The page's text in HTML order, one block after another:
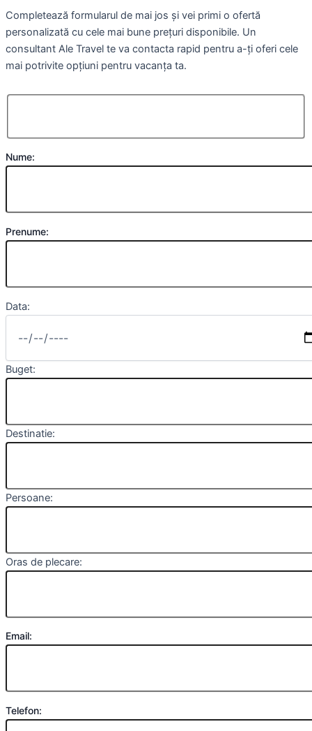
Completează formularul de mai jos și vei primi o ofertă
personalizată cu cele mai bune prețuri disponibile. Un
consultant Ale Travel te va contacta rapid pentru a-ți oferi cele
mai potrivite opțiuni pentru vacanța ta.
Nume:
Prenume:
Data:
Buget:
Destinatie:
Persoane:
Oras de plecare:
Email:
Telefon: